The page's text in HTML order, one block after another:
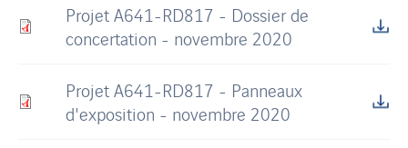
Projet A641-RD817 - Dossier de
concertation - novembre 2020
Projet A641-RD817 - Panneaux
d'exposition - novembre 2020